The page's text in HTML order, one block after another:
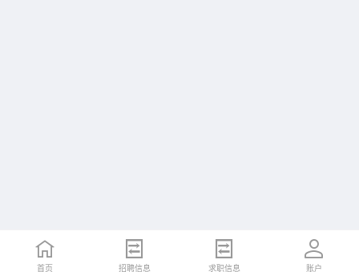
首页 招聘信息 求职信息 账户